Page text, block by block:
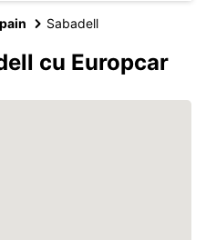
Sabadell
cu Europcar